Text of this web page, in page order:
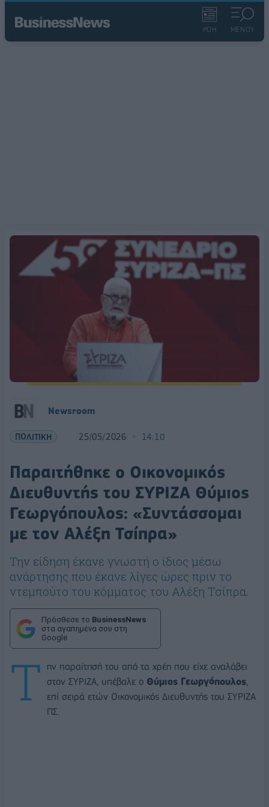
ΡΟΗ ΜΕΝΟΥ
Newsroom
ΠΟΛΙΤΙΚΗ 25/05/2026 14:10
Παραιτήθηκε ο Οικονομικός
Διευθυντής του ΣΥΡΙΖΑ Θύμιος
Γεωργόπουλος: «Συντάσσομαι
με τον Αλέξη Τσίπρα»
Την είδηση έκανε γνωστή ο ίδιος μέσω
ανάρτησης που έκανε λίγες ώρες πριν το
ντεμπούτο του κόμματος του Αλέξη Τσίπρα.
Πρόσθεσε το BusinessNews
στα αγαπημένα σου στη
Google
Τ
ην παραίτησή του από τα χρέη που είχε αναλάβει
στον ΣΥΡΙΖΑ, υπέβαλε ο Θύμιος Γεωργόπουλος,
επί σειρά ετών Οικονομικός Διευθυντής του ΣΥΡΙΖΑ
ΠΣ.